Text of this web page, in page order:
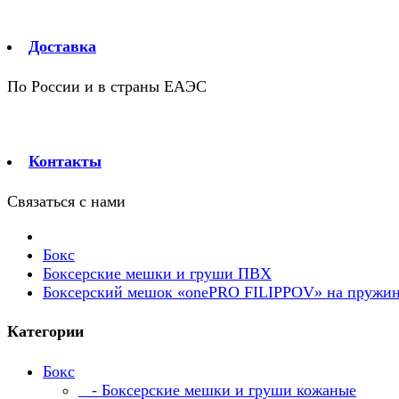
Доставка
По России и в страны ЕАЭС
Контакты
Связаться с нами
Бокс
Боксерские мешки и груши ПВХ
Боксерский мешок «onePRO FILIPPOV» на
Категории
Бокс
- Боксерские мешки и груши кожаные